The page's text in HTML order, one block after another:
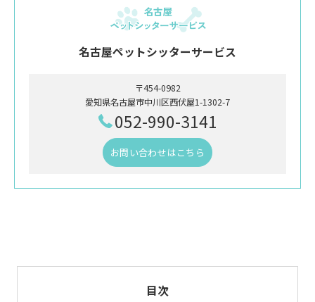
名古屋ペットシッターサービス
〒454-0982
愛知県名古屋市中川区西伏屋1-1302-7
052-990-3141
お問い合わせはこちら
目次